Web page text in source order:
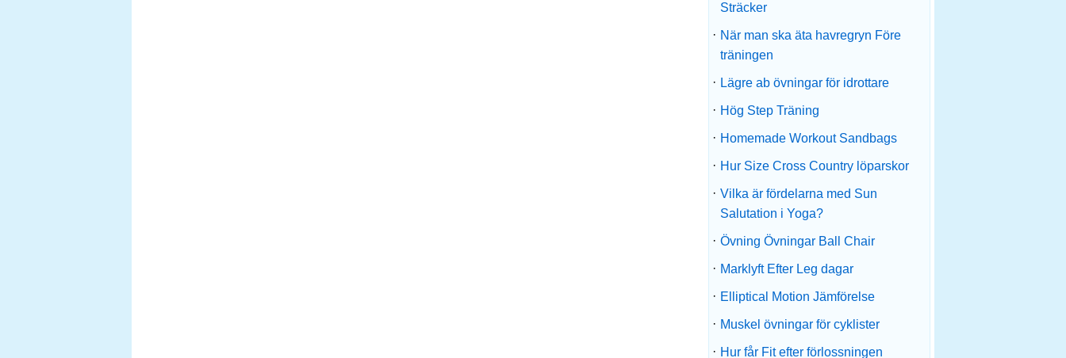
Sträcker
· När man ska äta havregryn Före
träningen
· Lägre ab övningar för idrottare
· Hög Step Träning
· Homemade Workout Sandbags
· Hur Size Cross Country löparskor
· Vilka är fördelarna med Sun
Salutation i Yoga?
· Övning Övningar Ball Chair
· Marklyft Efter Leg dagar
· Elliptical Motion Jämförelse
· Muskel övningar för cyklister
· Hur får Fit efter förlossningen